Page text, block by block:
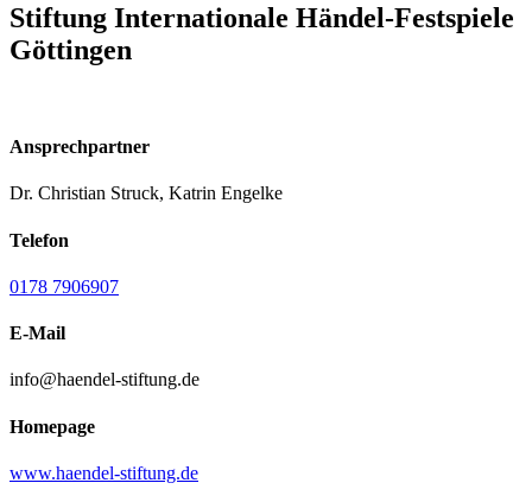
Stiftung Internationale Händel-Festspiele
Göttingen
Ansprechpartner
Dr. Christian Struck, Katrin Engelke
Telefon
0178 7906907
E-Mail
info@haendel-stiftung.de
Homepage
www.haendel-stiftung.de